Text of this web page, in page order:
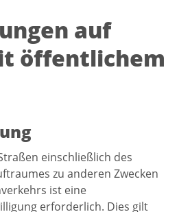
auf
öffentlichem
einschließlich des
zu anderen Zwecken
ist eine
erforderlich. Dies gilt